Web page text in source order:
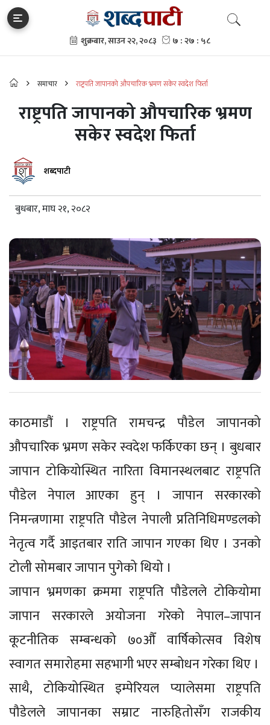
समाचार राष्ट्रपति जापानको औपचारिक भ्रमण सकेर स्वदेश फिर्ता
राष्ट्रपति जापानको औपचारिक भ्रमण
सकेर स्वदेश फिर्ता
शब्दपाटी
बुधबार, माघ २१, २०८२
काठमाडौं । राष्ट्रपति रामचन्द्र पौडेल जापानको
औपचारिक भ्रमण सकेर स्वदेश फर्किएका छन् । बुधबार
जापान टोकियोस्थित नारिता विमानस्थलबाट राष्ट्रपति
पौडेल नेपाल आएका हुन् । जापान सरकारको
निमन्त्रणामा राष्ट्रपति पौडेल नेपाली प्रतिनिधिमण्डलको
नेतृत्व गर्दै आइतबार राति जापान गएका थिए । उनको
टोली सोमबार जापान पुगेको थियो ।
जापान भ्रमणका क्रममा राष्ट्रपति पौडेलले टोकियोमा
जापान सरकारले अयोजना गरेको नेपाल–जापान
कूटनीतिक सम्बन्धको ७०औँ वार्षिकोत्सव विशेष
स्वागत समारोहमा सहभागी भएर सम्बोधन गरेका थिए ।
साथै, टोकियोस्थित इम्पेरियल प्यालेसमा राष्ट्रपति
पौडेलले जापानका सम्राट नारुहितोसँग राजकीय